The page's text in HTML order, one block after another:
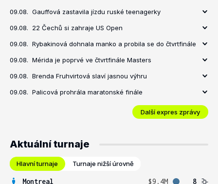
09.08. Gauffová zastavila jízdu ruské teenagerky
09.08. 22 Čechů si zahraje US Open
09.08. Rybakinová dohnala manko a probila se do čtvrtfinále
09.08. Mérida je poprvé ve čtvrtfinále Masters
09.08. Brenda Fruhvirtová slaví jasnou výhru
09.08. Palicová prohrála maratonské finále
Další expres zprávy
Aktuální turnaje
Hlavní turnaje Turnaje nižší úrovně
Montreal $9.4M
8